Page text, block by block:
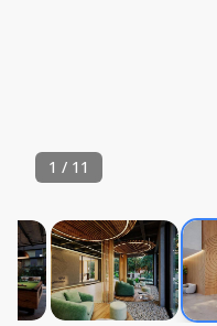
1 / 11